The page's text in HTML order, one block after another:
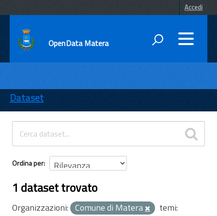
Accedi
OpenData Matera
ENTI
TEMI
INFORMAZIONI
Dataset
Ordina per
1 dataset trovato
Organizzazioni: Comune di Matera
temi: